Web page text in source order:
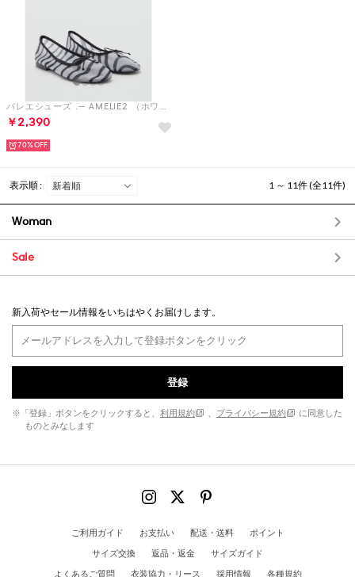
バレエシューズ .-- AMELIE2 （ホワイト）
￥2,390
70%
表示順 : 1 ～ 11件 (全11件)
Woman
Sale
新入荷やセール情報をいちはやくお届けします。
登録
※「登録」ボタンをクリックすると、 利用規約 、 プライバシー規約
に同意した
ものとみなします
ご利用ガイド お支払い 配送・送料
ポイント
サイズ交換
返品・返金
サイズガイド
よくあるご質問
衣装協力・リース 採用情報 各種規約